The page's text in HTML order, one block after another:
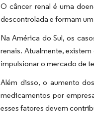
O câncer renal é uma
descontrolada e formam
Na América do Sul, os
renais. Atualmente,
impulsionar o mercado de
Além disso, o aumento
medicamentos por
esses fatores devem